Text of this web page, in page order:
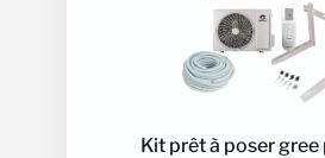
Kit prêt à poser gree